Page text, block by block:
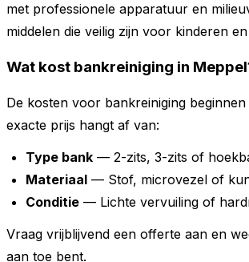
met professionele apparatuur en
middelen die veilig zijn voor kinderen
Wat kost bankreiniging in
De kosten voor bankreiniging
exacte prijs hangt af van:
Type bank — 2-zits, 3-zits of
Materiaal — Stof, microvezel of
Conditie — Lichte vervuiling of
Vraag vrijblijvend een offerte aan en
aan toe bent.